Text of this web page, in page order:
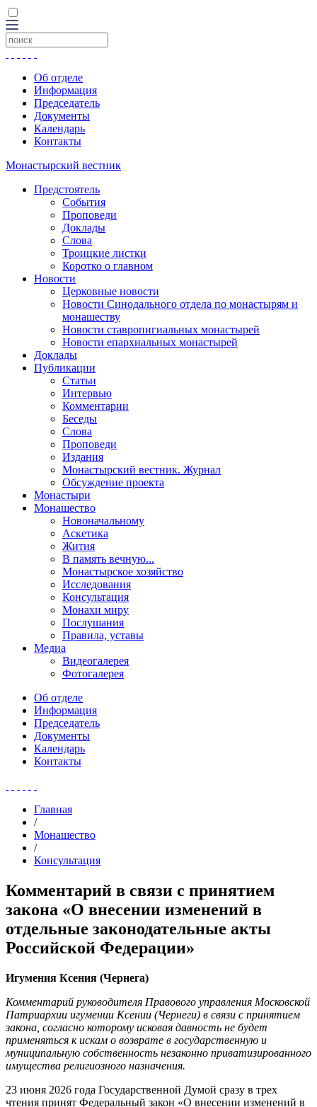
Об отделе
Информация
Председатель
Документы
Календарь
Контакты
Монастырский вестник
Предстоятель
События
Проповеди
Доклады
Слова
Троицкие листки
Коротко о главном
Новости
Церковные новости
Новости Синодального отдела по монастырям и
монашеству
Новости ставропигиальных монастырей
Новости епархиальных монастырей
Доклады
Публикации
Статьи
Интервью
Комментарии
Беседы
Слова
Проповеди
Издания
Монастырский вестник. Журнал
Обсуждение проекта
Монастыри
Монашество
Новоначальному
Аскетика
Жития
В память вечную...
Монастырское хозяйство
Исследования
Консультация
Монахи миру
Послушания
Правила, уставы
Медиа
Видеогалерея
Фотогалерея
Об отделе
Информация
Председатель
Документы
Календарь
Контакты
Главная
/
Монашество
/
Консультация
Комментарий в связи с принятием
закона «О внесении изменений в
отдельные законодательные акты
Российской Федерации»
Игумения Ксения (Чернега)
Комментарий руководителя Правового управления Московской
Патриархии игумении Ксении (Чернеги) в связи с принятием
закона, согласно которому исковая давность не будет
применяться к искам о возврате в государственную и
муниципальную собственность незаконно приватизированного
имущества религиозного назначения.
23 июня 2026 года Государственной Думой сразу в трех
чтения принят Федеральный закон «О внесении изменений в